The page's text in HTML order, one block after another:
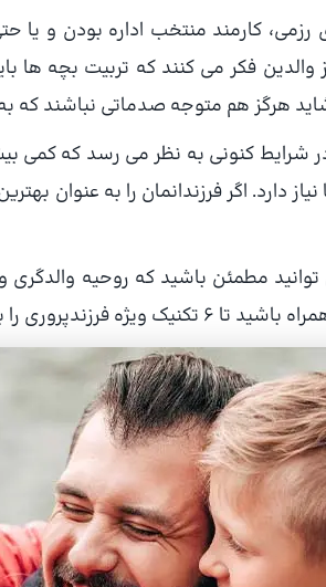
کارمند منتخب اداره بودن و یا
والدین فکر می‌ کنند که تربیت بچه ها
هرگز هم متوجه صدماتی نباشند که
در شرایط کنونی به نظر می رسد که
دارد. اگر فرزندانمان را به عنوان
مطمئن باشید که روحیه والدگری
را با هم مرور کنیم!